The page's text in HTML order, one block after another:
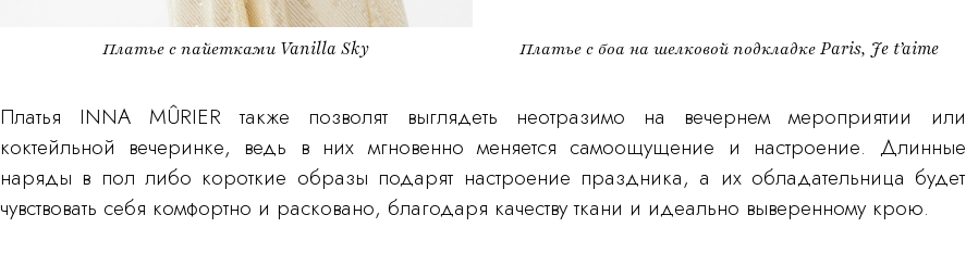
Платье с пайетками Vanilla Sky Платье с боа на шелковой подкладке Paris, Je t’aime
Платья INNA MÛRIER также позволят выглядеть неотразимо на вечернем мероприятии или
коктейльной вечеринке, ведь в них мгновенно меняется самоощущение и настроение. Длинные
наряды в пол либо короткие образы подарят настроение праздника, а их обладательница будет
чувствовать себя комфортно и расковано, благодаря качеству ткани и идеально выверенному крою.